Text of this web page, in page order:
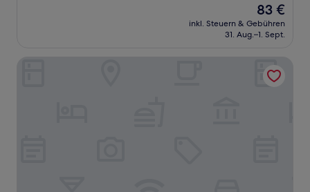
Der
Preis
beträgt
83 €
inkl. Steuern & Gebühren
31. Aug.–1. Sept.